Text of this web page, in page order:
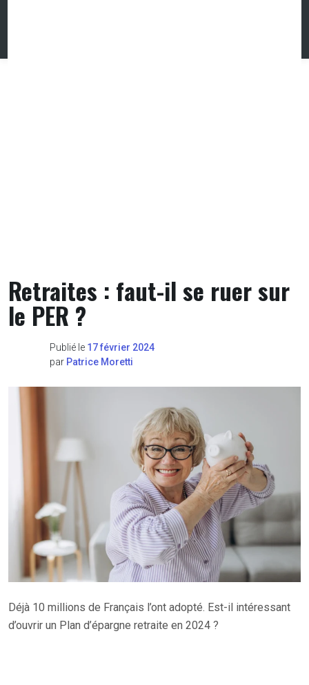
Retraites : faut-il se ruer sur
le PER ?
Publié le 17 février 2024
par Patrice Moretti
Déjà 10 millions de Français l’ont adopté. Est-il intéressant
d’ouvrir un Plan d’épargne retraite en 2024 ?